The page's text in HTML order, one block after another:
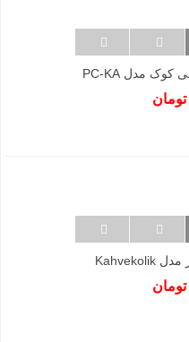
قهوه ساز اسیاب دار پروفی کوک مدل PC-KA
قهوه ساز دوقلو کرکماز مدل Kahvekolik